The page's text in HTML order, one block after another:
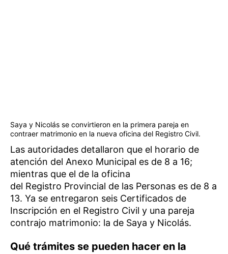
Saya y Nicolás se convirtieron en la primera pareja en
contraer matrimonio en la nueva oficina del Registro Civil.
Las autoridades detallaron que el horario de
atención del Anexo Municipal es de 8 a 16;
mientras que el de la oficina
del Registro Provincial de las Personas es de 8 a
13. Ya se entregaron seis Certificados de
Inscripción en el Registro Civil y una pareja
contrajo matrimonio: la de Saya y Nicolás.
Qué trámites se pueden hacer en la